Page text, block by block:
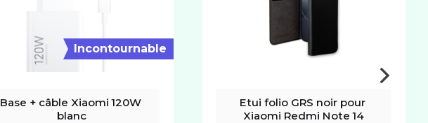
Incontournable
Base + câble Xiaomi 120W
blanc
Etui folio GRS noir pour
Xiaomi Redmi Note 14